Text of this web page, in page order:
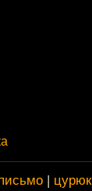
| цурюк